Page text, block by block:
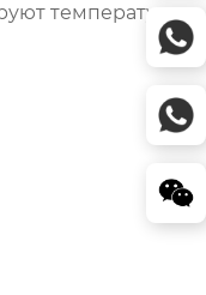
температуру